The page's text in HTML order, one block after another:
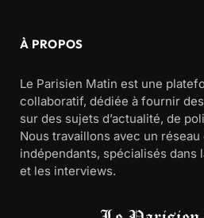
À PROPOS
Le Parisien Matin est une
collaboratif, dédiée à fournir
sur des sujets d’actualité, de
Nous travaillons avec un
indépendants, spécialisés dans
et les interviews.